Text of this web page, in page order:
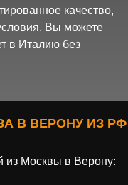
качество,
Вы можете
в Италию без
В ВЕРОНУ ИЗ РФ
из Москвы в Верону: